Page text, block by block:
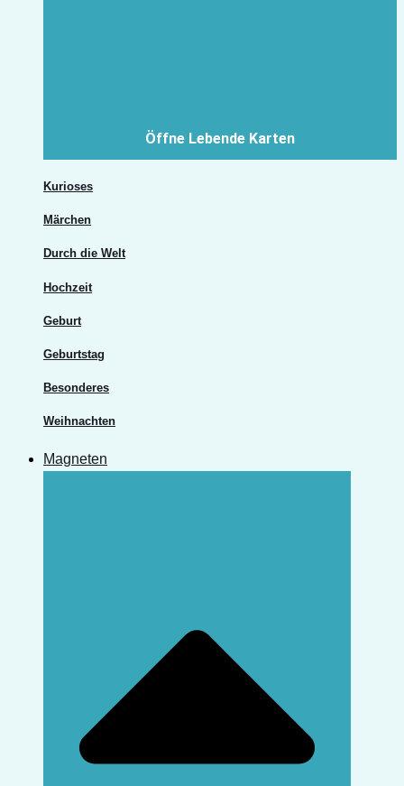
Öffne Lebende Karten
Kurioses
Märchen
Durch die Welt
Hochzeit
Geburt
Geburtstag
Besonderes
Weihnachten
Magneten